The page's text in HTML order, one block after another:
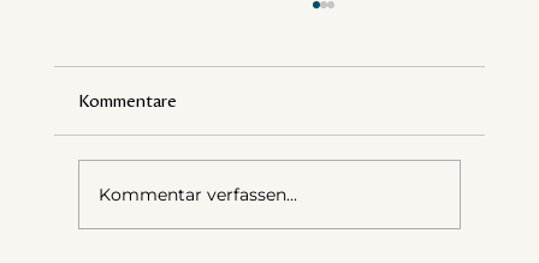
Kommentare
Kommentar verfassen...